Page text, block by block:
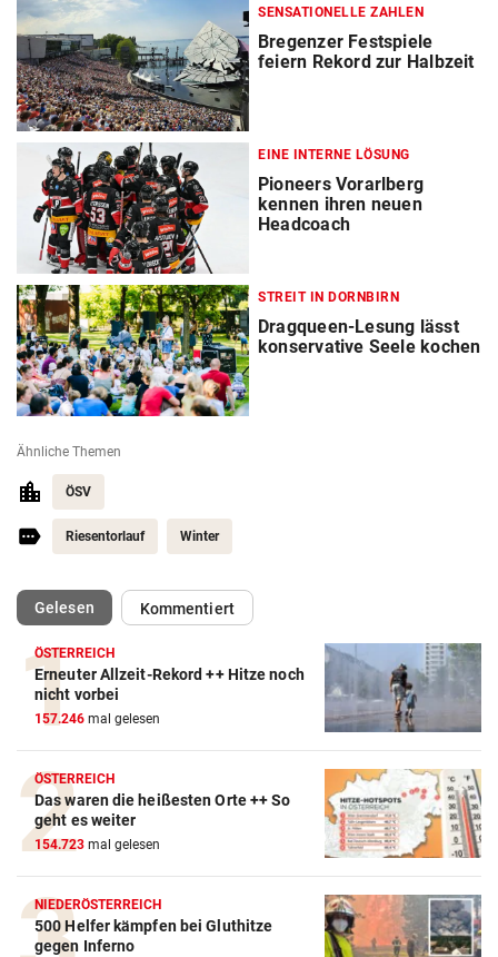
SENSATIONELLE ZAHLEN
Bregenzer Festspiele
feiern Rekord zur Halbzeit
EINE INTERNE LÖSUNG
Pioneers Vorarlberg
kennen ihren neuen
Headcoach
STREIT IN DORNBIRN
Dragqueen-Lesung lässt
konservative Seele kochen
Ähnliche Themen
ÖSV
Riesentorlauf Winter
Gelesen(ausgewählt)Kommentiert
ÖSTERREICH
Erneuter Allzeit-Rekord ++ Hitze noch
nicht vorbei
157.246 mal gelesen
ÖSTERREICH
Das waren die heißesten Orte ++ So
geht es weiter
154.723 mal gelesen
NIEDERÖSTERREICH
500 Helfer kämpfen bei Gluthitze
gegen Inferno